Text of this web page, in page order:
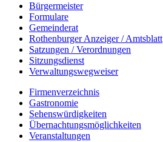
Bürgermeister
Formulare
Gemeinderat
Rothenburger Anzeiger / Amtsblatt
Satzungen / Verordnungen
Sitzungsdienst
Verwaltungswegweiser
Firmenverzeichnis
Gastronomie
Sehenswürdigkeiten
Übernachtungsmöglichkeiten
Veranstaltungen